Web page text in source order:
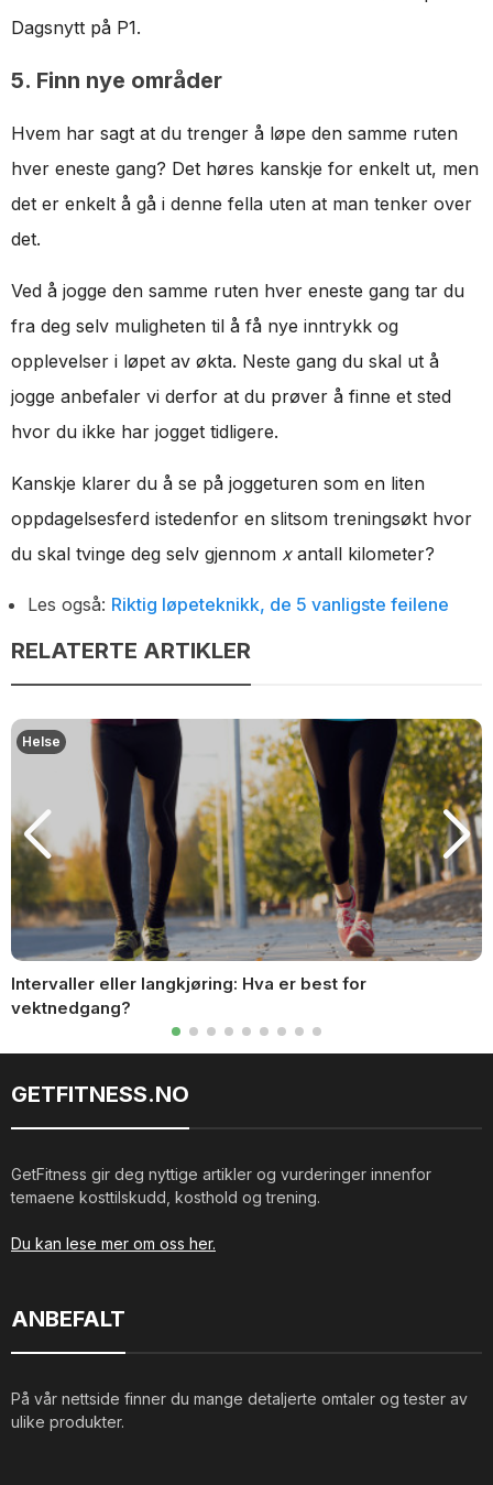
Dagsnytt på P1.
5. Finn nye områder
Hvem har sagt at du trenger å løpe den samme ruten
hver eneste gang? Det høres kanskje for enkelt ut, men
det er enkelt å gå i denne fella uten at man tenker over
det.
Ved å jogge den samme ruten hver eneste gang tar du
fra deg selv muligheten til å få nye inntrykk og
opplevelser i løpet av økta. Neste gang du skal ut å
jogge anbefaler vi derfor at du prøver å finne et sted
hvor du ikke har jogget tidligere.
Kanskje klarer du å se på joggeturen som en liten
oppdagelsesferd istedenfor en slitsom treningsøkt hvor
du skal tvinge deg selv gjennom x antall kilometer?
Les også: Riktig løpeteknikk, de 5 vanligste feilene
RELATERTE ARTIKLER
Intervaller eller langkjøring: Hva er best for
vektnedgang?
Helse
GETFITNESS.NO
GetFitness gir deg nyttige artikler og vurderinger innenfor
temaene kosttilskudd, kosthold og trening.
Du kan lese mer om oss her.
ANBEFALT
På vår nettside finner du mange detaljerte omtaler og tester av
ulike produkter.